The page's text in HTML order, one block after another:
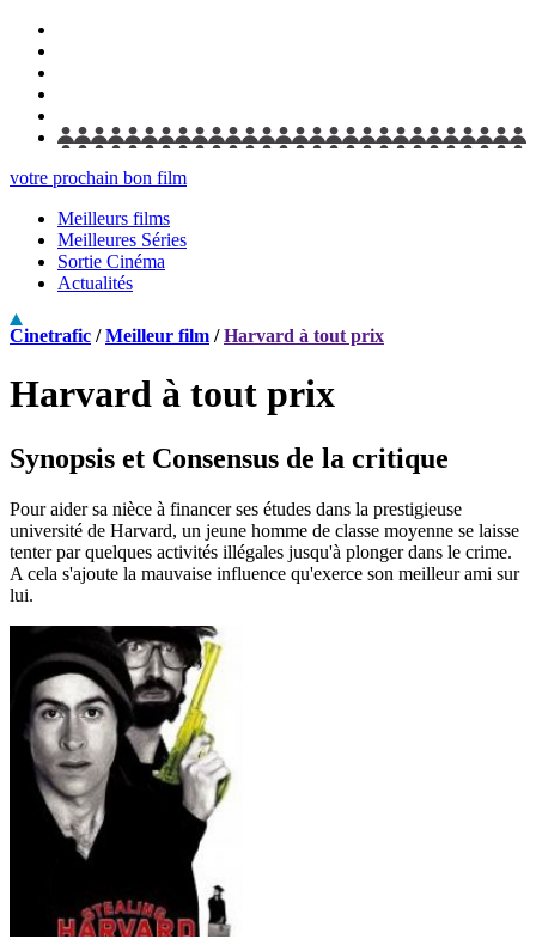
votre prochain bon film
Meilleurs films
Meilleures Séries
Sortie Cinéma
Actualités
Cinetrafic /Meilleur film /Harvard à tout prix
Harvard à tout prix
Synopsis et Consensus de la critique
Pour aider sa nièce à financer ses études dans la prestigieuse
université de Harvard, un jeune homme de classe moyenne se laisse
tenter par quelques activités illégales jusqu'à plonger dans le crime.
A cela s'ajoute la mauvaise influence qu'exerce son meilleur ami sur
lui.